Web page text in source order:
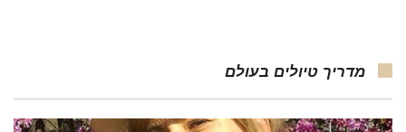
מדריך טיולים בעולם